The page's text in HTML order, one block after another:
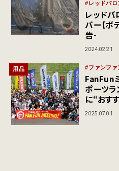
レッドバロ
レッド
バー【ボ
告-
2024.02.21
用品 ファンファ
FanFun
ポーツラ
に“おす
2025.07.01